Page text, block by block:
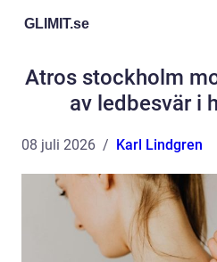
GLIMIT.se
Atros stockholm
av ledbesvär i
08 juli 2026 Karl Lindgren